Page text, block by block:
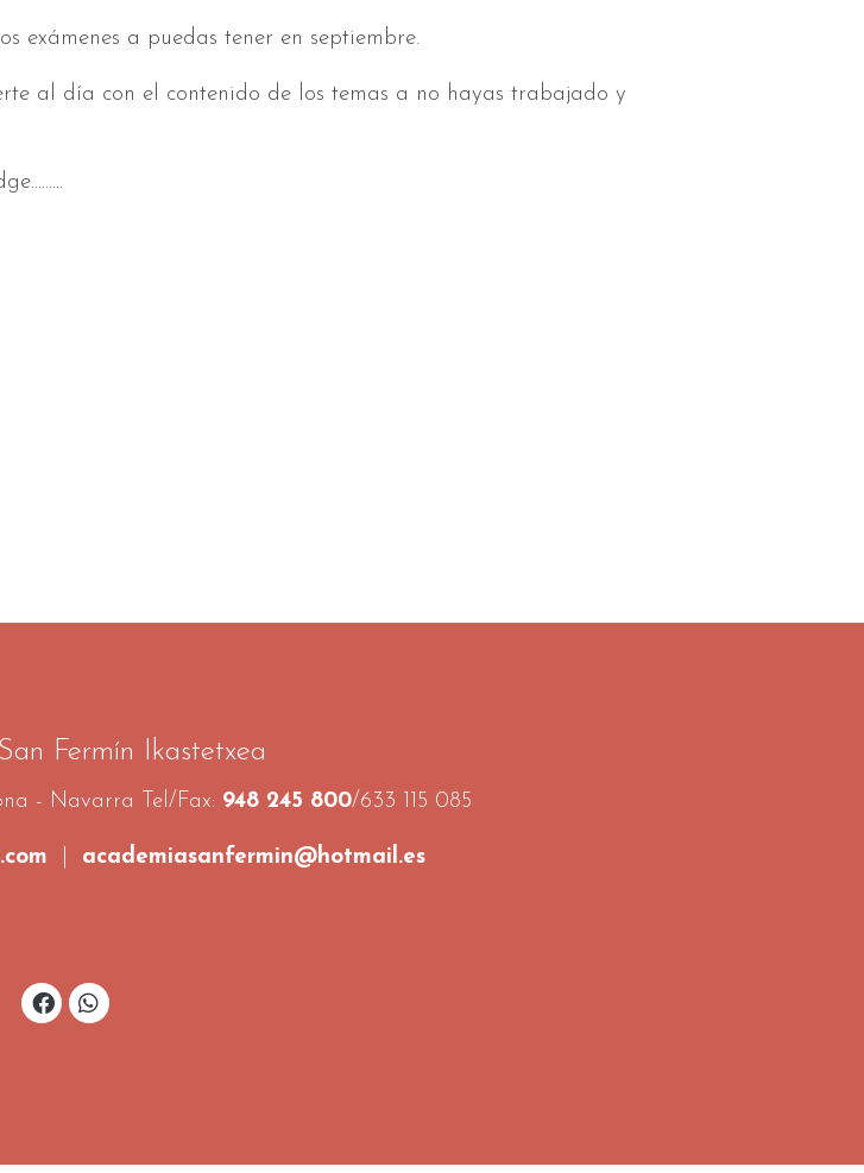
tener en septiembre.
al día con el contenido de los temas a no hayas trabajado y
Fermín Ikastetxea
- Navarra Tel/Fax: 948 245 800/633 115 085
academiasanfermin@hotmail.es